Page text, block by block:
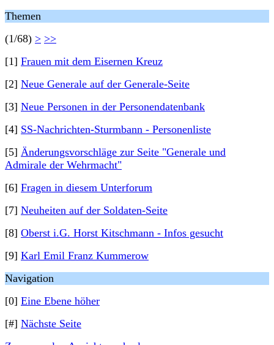
Themen
(1/68) > >>
[1] Frauen mit dem Eisernen Kreuz
[2] Neue Generale auf der Generale-Seite
[3] Neue Personen in der Personendatenbank
[4] SS-Nachrichten-Sturmbann - Personenliste
[5] Änderungsvorschläge zur Seite "Generale und
Admirale der Wehrmacht"
[6] Fragen in diesem Unterforum
[7] Neuheiten auf der Soldaten-Seite
[8] Oberst i.G. Horst Kitschmann - Infos gesucht
[9] Karl Emil Franz Kummerow
Navigation
[0] Eine Ebene höher
[#] Nächste Seite